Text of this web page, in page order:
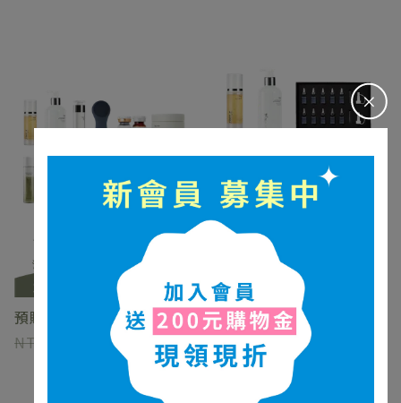
＋
預購-油痘肌保養組
22800
課程後修護組
17450